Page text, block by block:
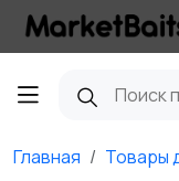
Главная Товары